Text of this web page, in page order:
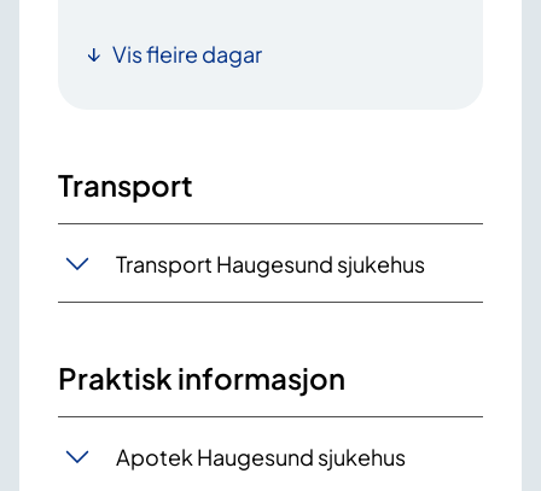
Vis fleire dagar
Transport
Transport Haugesund sjukehus
Praktisk informasjon
Apotek Haugesund sjukehus